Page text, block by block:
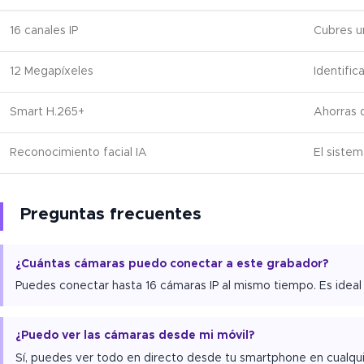
16 canales IP Cubres
12 Megapíxeles
Smart H.265+ Ahorras
Reconocimiento facial IA El
Preguntas frecuentes
¿Cuántas cámaras puedo conectar a este grabador?
Puedes conectar hasta 16 cámaras IP al mismo tiempo. Es
¿Puedo ver las cámaras desde mi móvil?
Sí, puedes ver todo en directo desde tu smartphone en